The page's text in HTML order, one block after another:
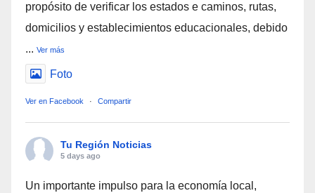
propósito de verificar los estados e caminos, rutas,
domicilios y establecimientos educacionales, debido
... Ver más
Foto
Ver en Facebook · Compartir
Tu Región Noticias
5 days ago
Un importante impulso para la economía local,